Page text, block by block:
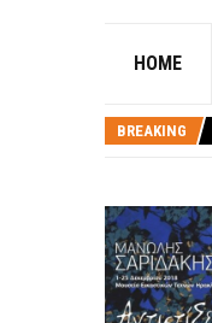
HOME
BREAKING